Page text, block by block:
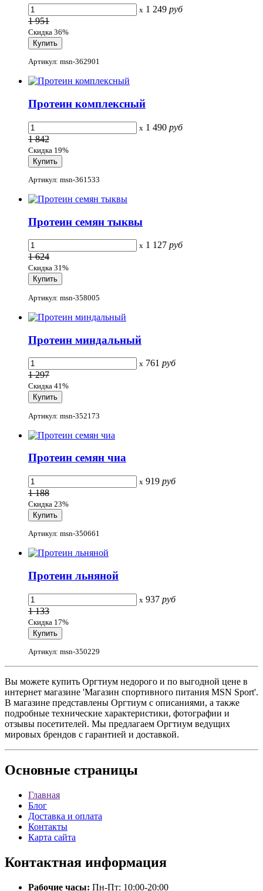
x 1 249 руб
1 951
Скидка 36%
Артикул: msn-362901
Протеин комплексный
x 1 490 руб
1 842
Скидка 19%
Артикул: msn-361533
Протеин семян тыквы
x 1 127 руб
1 624
Скидка 31%
Артикул: msn-358005
Протеин миндальный
x 761 руб
1 297
Скидка 41%
Артикул: msn-352173
Протеин семян чиа
x 919 руб
1 188
Скидка 23%
Артикул: msn-350661
Протеин льняной
x 937 руб
1 133
Скидка 17%
Артикул: msn-350229
Вы можете купить Оргтиум недорого и по выгодной цене в
интернет магазине 'Магазин спортивного питания MSN Sport'.
В магазине представлены Оргтиум с описаниями, а также
подробные технические характеристики, фотографии и
отзывы посетителей. Мы предлагаем Оргтиум ведущих
мировых брендов с гарантией и доставкой.
Основные страницы
Главная
Блог
Доставка и оплата
Контакты
Карта сайта
Контактная информация
Рабочие часы: Пн-Пт: 10:00-20:00